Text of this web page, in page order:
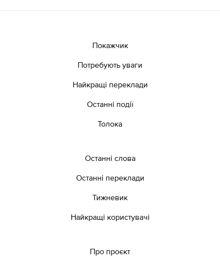
Покажчик
Потребують уваги
Найкращі переклади
Останні події
Толока
Останні слова
Останні переклади
Тижневик
Найкращі користувачі
Про проєкт